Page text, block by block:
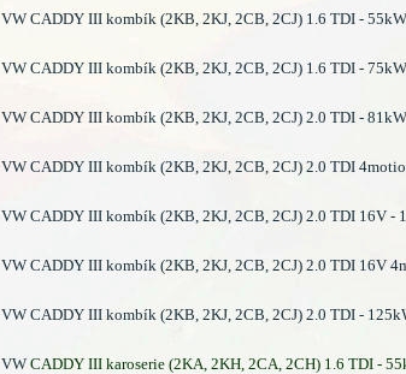
VW CADDY III kombík (2KB, 2KJ, 2CB, 2CJ) 1.6 TDI -
VW CADDY III kombík (2KB, 2KJ, 2CB, 2CJ) 1.6 TDI -
VW CADDY III kombík (2KB, 2KJ, 2CB, 2CJ) 2.0 TDI -
VW CADDY III kombík (2KB, 2KJ, 2CB, 2CJ) 2.0 TDI
VW CADDY III kombík (2KB, 2KJ, 2CB, 2CJ) 2.0 TDI 16V -
VW CADDY III kombík (2KB, 2KJ, 2CB, 2CJ) 2.0 TDI 16V
VW CADDY III kombík (2KB, 2KJ, 2CB, 2CJ) 2.0 TDI -
VW CADDY III karoserie (2KA, 2KH, 2CA, 2CH) 1.6 TDI -